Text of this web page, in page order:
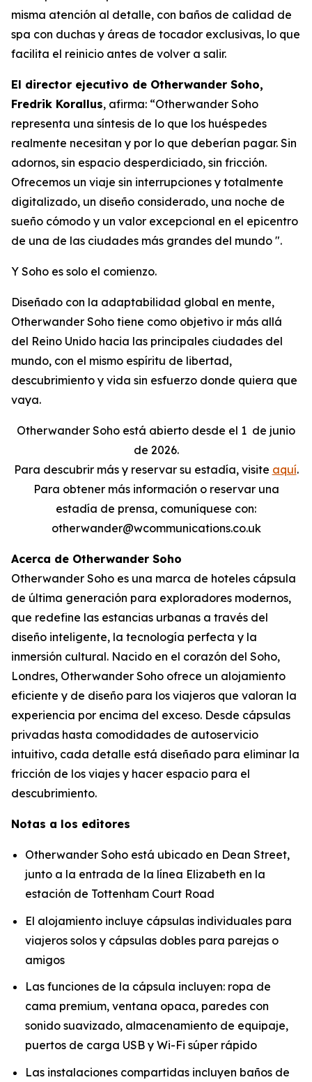
misma atención al detalle, con baños de calidad de
spa con duchas y áreas de tocador exclusivas, lo que
facilita el reinicio antes de volver a salir.
El director ejecutivo de Otherwander Soho,
Fredrik Korallus, afirma: “Otherwander Soho
representa una síntesis de lo que los huéspedes
realmente necesitan y por lo que deberían pagar. Sin
adornos, sin espacio desperdiciado, sin fricción.
Ofrecemos un viaje sin interrupciones y totalmente
digitalizado, un diseño considerado, una noche de
sueño cómodo y un valor excepcional en el epicentro
de una de las ciudades más grandes del mundo ".
Y Soho es solo el comienzo.
Diseñado con la adaptabilidad global en mente,
Otherwander Soho tiene como objetivo ir más allá
del Reino Unido hacia las principales ciudades del
mundo, con el mismo espíritu de libertad,
descubrimiento y vida sin esfuerzo donde quiera que
vaya.
Otherwander Soho está abierto desde el 1 de junio
de 2026.
Para descubrir más y reservar su estadía, visite aquí.
Para obtener más información o reservar una
estadía de prensa, comuníquese con:
otherwander@wcommunications.co.uk
Acerca de Otherwander Soho
Otherwander Soho es una marca de hoteles cápsula
de última generación para exploradores modernos,
que redefine las estancias urbanas a través del
diseño inteligente, la tecnología perfecta y la
inmersión cultural. Nacido en el corazón del Soho,
Londres, Otherwander Soho ofrece un alojamiento
eficiente y de diseño para los viajeros que valoran la
experiencia por encima del exceso. Desde cápsulas
privadas hasta comodidades de autoservicio
intuitivo, cada detalle está diseñado para eliminar la
fricción de los viajes y hacer espacio para el
descubrimiento.
Notas a los editores
Otherwander Soho está ubicado en Dean Street,
junto a la entrada de la línea Elizabeth en la
estación de Tottenham Court Road
El alojamiento incluye cápsulas individuales para
viajeros solos y cápsulas dobles para parejas o
amigos
Las funciones de la cápsula incluyen: ropa de
cama premium, ventana opaca, paredes con
sonido suavizado, almacenamiento de equipaje,
puertos de carga USB y Wi-Fi súper rápido
Las instalaciones compartidas incluyen baños de